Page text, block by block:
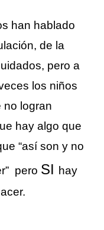
han hablado
de la
pero a
los niños
no logran
hay algo que
“así son y no
pero SI hay